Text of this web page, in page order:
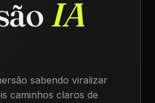
IA
sabendo viralizar
caminhos claros de